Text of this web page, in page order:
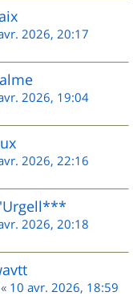
2026, 20:17
2026, 19:04
2026, 22:16
2026, 20:18
« 10 avr. 2026, 18:59